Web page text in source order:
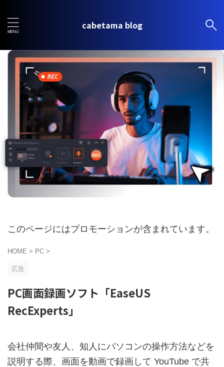
cabetama blog
このページにはプロモーションが含まれています。
HOME > PC >
広告
PC画面録画ソフト「EaseUS
RecExperts」
会社仲間や友人、知人にパソコンの操作方法などを
説明する際、画面を動画で録画して YouTube で共